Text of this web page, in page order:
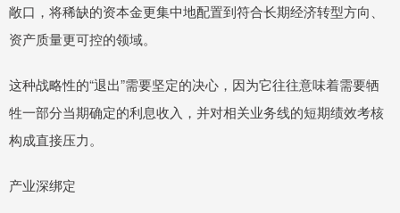
敞口，将稀缺的资本金更集中地配置到符合长期经济转型方向、
资产质量更可控的领域。
这种战略性的“退出”需要坚定的决心，因为它往往意味着需要牺
牲一部分当期确定的利息收入，并对相关业务线的短期绩效考核
构成直接压力。
产业深绑定